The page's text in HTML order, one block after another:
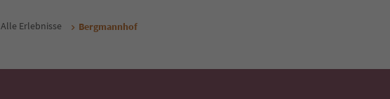
Alle Erlebnisse Bergmannhof